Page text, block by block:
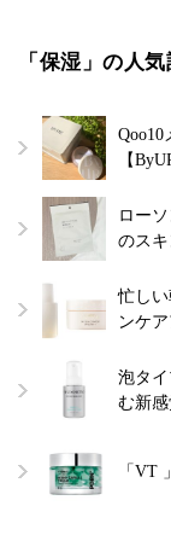
「保湿」の人
【
ロー
のス
忙し
ンケ
泡タ
む新
「VT